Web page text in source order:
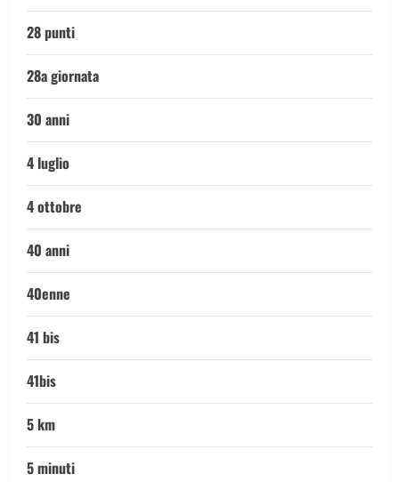
28 punti
28a giornata
30 anni
4 luglio
4 ottobre
40 anni
40enne
41 bis
41bis
5 km
5 minuti